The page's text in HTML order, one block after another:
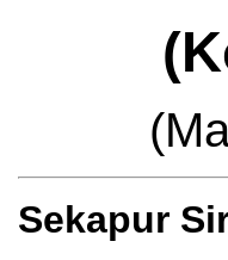
Sekapur